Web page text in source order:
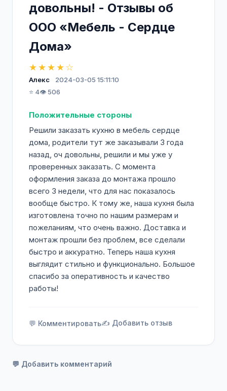
довольны! - Отзывы об
ООО «Мебель - Сердце
Дома»
★★★★☆
Алекс
2024-03-05 15:11:10
⭐ 4👁️ 506
Положительные стороны
Решили заказать кухню в мебель сердце
дома, родители тут же заказывали 3 года
назад, оч довольны, решили и мы уже у
проверенных заказать. С момента
оформления заказа до монтажа прошло
всего 3 недели, что для нас показалось
вообще быстро. К тому же, наша кухня была
изготовлена точно по нашим размерам и
пожеланиям, что очень важно. Доставка и
монтаж прошли без проблем, все сделали
быстро и аккуратно. Теперь наша кухня
выглядит стильно и функционально. Большое
спасибо за оперативность и качество
работы!
💬 Комментировать✍️ Добавить отзыв
💬 Добавить комментарий